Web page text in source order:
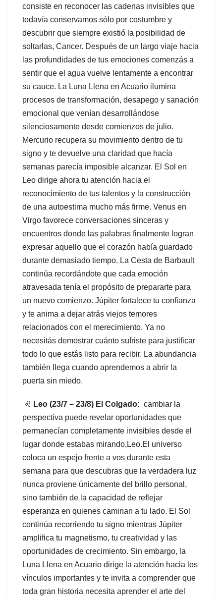
consiste en reconocer las cadenas invisibles que
todavía conservamos sólo por costumbre y
descubrir que siempre existió la posibilidad de
soltarlas, Cancer. Después de un largo viaje hacia
las profundidades de tus emociones comenzás a
sentir que el agua vuelve lentamente a encontrar
su cauce. La Luna Llena en Acuario ilumina
procesos de transformación, desapego y sanación
emocional que venían desarrollándose
silenciosamente desde comienzos de julio.
Mercurio recupera su movimiento dentro de tu
signo y te devuelve una claridad que hacía
semanas parecía imposible alcanzar. El Sol en
Leo dirige ahora tu atención hacia el
reconocimiento de tus talentos y la construcción
de una autoestima mucho más firme. Venus en
Virgo favorece conversaciones sinceras y
encuentros donde las palabras finalmente logran
expresar aquello que el corazón había guardado
durante demasiado tiempo. La Cesta de Barbault
continúa recordándote que cada emoción
atravesada tenía el propósito de prepararte para
un nuevo comienzo. Júpiter fortalece tu confianza
y te anima a dejar atrás viejos temores
relacionados con el merecimiento. Ya no
necesitás demostrar cuánto sufriste para justificar
todo lo que estás listo para recibir. La abundancia
también llega cuando aprendemos a abrir la
puerta sin miedo.
♌ Leo (23/7 – 23/8) El Colgado: cambiar la
perspectiva puede revelar oportunidades que
permanecían completamente invisibles desde el
lugar donde estabas mirando,Leo.El universo
coloca un espejo frente a vos durante esta
semana para que descubras que la verdadera luz
nunca proviene únicamente del brillo personal,
sino también de la capacidad de reflejar
esperanza en quienes caminan a tu lado. El Sol
continúa recorriendo tu signo mientras Júpiter
amplifica tu magnetismo, tu creatividad y las
oportunidades de crecimiento. Sin embargo, la
Luna Llena en Acuario dirige la atención hacia los
vínculos importantes y te invita a comprender que
toda gran historia necesita aprender el arte del